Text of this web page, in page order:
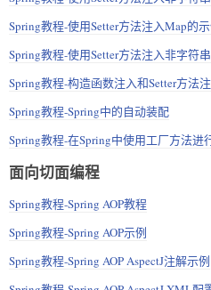
Spring教程-使用Setter方法注入Map的
Spring教程-使用Setter方法注入非字符
Spring教程-构造函数注入和Setter方法
Spring教程-Spring中的自动装配
Spring教程-在Spring中使用工厂方法进
面向切面编程
Spring教程-Spring AOP教程
Spring教程-Spring AOP示例
Spring教程-Spring AOP AspectJ注解示例